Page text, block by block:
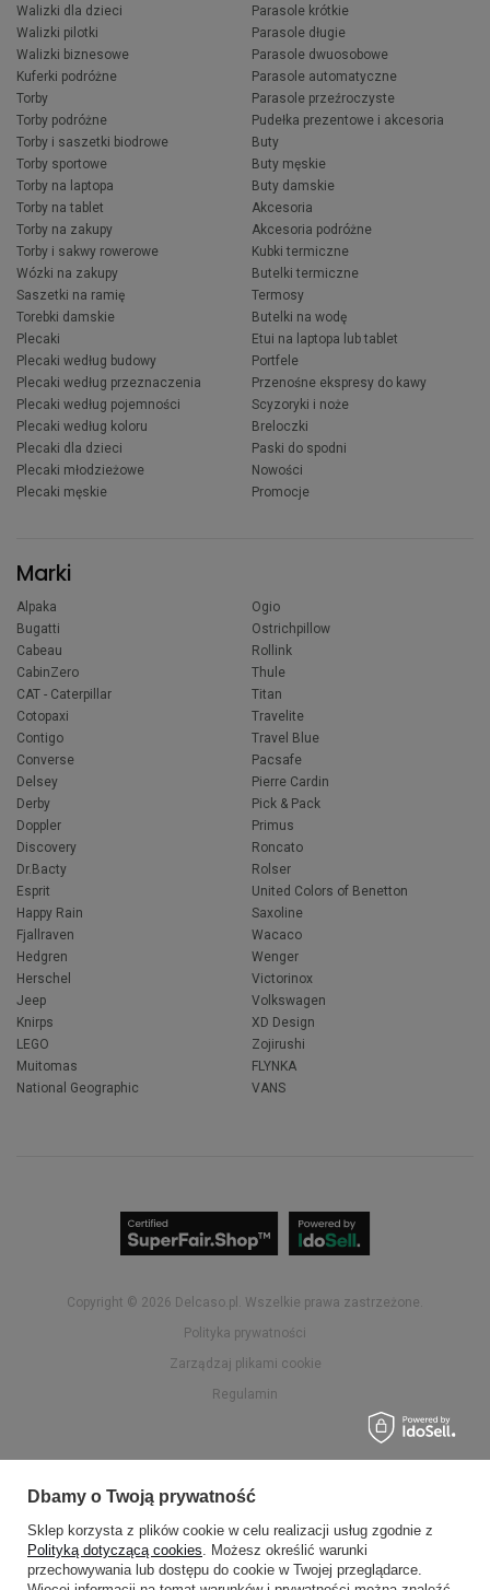
Walizki dla dzieci
Walizki pilotki
Walizki biznesowe
Kuferki podróżne
Torby
Torby podróżne
Torby i saszetki biodrowe
Torby sportowe
Torby na laptopa
Torby na tablet
Torby na zakupy
Torby i sakwy rowerowe
Wózki na zakupy
Saszetki na ramię
Torebki damskie
Plecaki
Plecaki według budowy
Plecaki według przeznaczenia
Plecaki według pojemności
Plecaki według koloru
Plecaki dla dzieci
Plecaki młodzieżowe
Plecaki męskie
Parasole krótkie
Parasole długie
Parasole dwuosobowe
Parasole automatyczne
Parasole przeźroczyste
Pudełka prezentowe i akcesoria
Buty
Buty męskie
Buty damskie
Akcesoria
Akcesoria podróżne
Kubki termiczne
Butelki termiczne
Termosy
Butelki na wodę
Etui na laptopa lub tablet
Portfele
Przenośne ekspresy do kawy
Scyzoryki i noże
Breloczki
Paski do spodni
Nowości
Promocje
Marki
Alpaka
Bugatti
Cabeau
CabinZero
CAT - Caterpillar
Cotopaxi
Contigo
Converse
Delsey
Derby
Doppler
Discovery
Dr.Bacty
Esprit
Happy Rain
Fjallraven
Hedgren
Herschel
Jeep
Knirps
LEGO
Muitomas
National Geographic
Ogio
Ostrichpillow
Rollink
Thule
Titan
Travelite
Travel Blue
Pacsafe
Pierre Cardin
Pick & Pack
Primus
Roncato
Rolser
United Colors of Benetton
Saxoline
Wacaco
Wenger
Victorinox
Volkswagen
XD Design
Zojirushi
FLYNKA
VANS
Copyright © 2026 delcaso.pl
. Wszelkie prawa zastrzeżone.
Polityka prywatności
Zarządzaj plikami cookie
Regulamin
Dbamy o Twoją prywatność
Sklep korzysta z plików cookie w celu realizacji usług zgodnie z
Polityką dotyczącą cookies. Możesz określić warunki
przechowywania lub dostępu do cookie w Twojej przeglądarce.